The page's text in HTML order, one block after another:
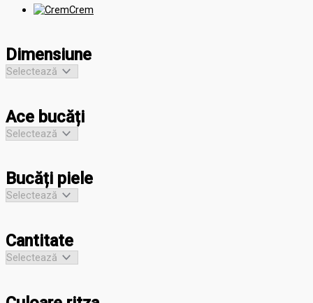
Crem
Dimensiune
Ace bucăți
Bucăți piele
Cantitate